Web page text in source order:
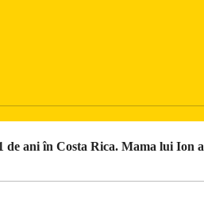
de ani în Costa Rica. Mama lui Ion a